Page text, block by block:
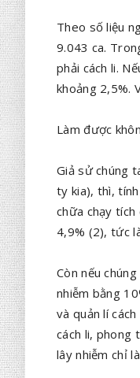
Theo số liệu
9.043 ca.
phải cách li.
khoảng 2,5%.
Làm được
Giả sử chúng
ty kia), thì,
chữa chạy tích
4,9% (2), tức
Còn nếu
nhiễm bằng
và quản lí
cách li, phong
lây nhiễm chỉ